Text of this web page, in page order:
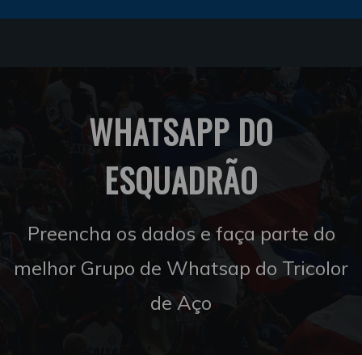
WHATSAPP DO
ESQUADRÃO
Preencha os dados e faça parte do
melhor Grupo de Whatsap do Tricolor
de Aço